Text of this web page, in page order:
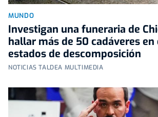
MUNDO
Investigan una funeraria de
hallar más de 50 cadáveres
estados de descomposición
NOTICIAS TALDEA MULTIMEDIA